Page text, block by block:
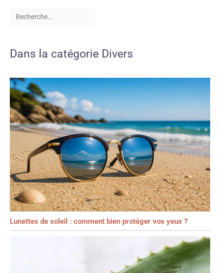
Dans la catégorie Divers
Lunettes de soleil : comment bien protéger vos yeux ?